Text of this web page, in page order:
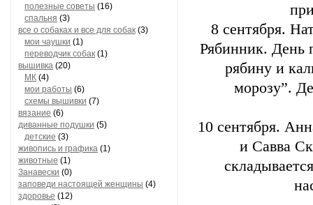
полезные советы (16)
спальня (3)
все о собаках и все для собак (3)
мои чаушки (1)
переводчик собак (1)
вышивка (20)
МК (4)
мои работы (6)
схемы вышивки (7)
вязание (6)
диванные подушки (5)
детские (3)
живопись и графика (1)
животные (1)
Занавески (0)
заповеди настоящей женщины (4)
здоровье (12)
8 сентября.
Рябинник. День
рябину и
морозу”.
10 сентября.
и Савва